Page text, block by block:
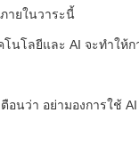
ายในวาระนี้
นโลยีและ AI จะทำให้
อนว่า อย่ามองการใช้